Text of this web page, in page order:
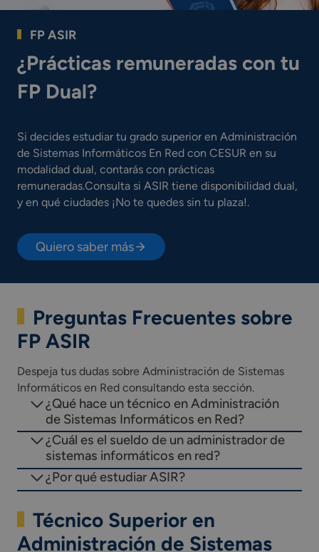
FP ASIR
¿Prácticas remuneradas con tu
FP Dual?
Si decides estudiar tu grado superior en Administración
de Sistemas Informáticos En Red con CESUR en su
modalidad dual, contarás con prácticas
remuneradas.Consulta si ASIR tiene disponibilidad dual,
y en qué ciudades ¡No te quedes sin tu plaza!.
Quiero saber más
Preguntas Frecuentes sobre
FP ASIR
Despeja tus dudas sobre Administración de Sistemas
Informáticos en Red consultando esta sección.
¿Qué hace un técnico en Administración
de Sistemas Informáticos en Red?
¿Cuál es el sueldo de un administrador de
sistemas informáticos en red?
¿Por qué estudiar ASIR?
Técnico Superior en
Administración de Sistemas